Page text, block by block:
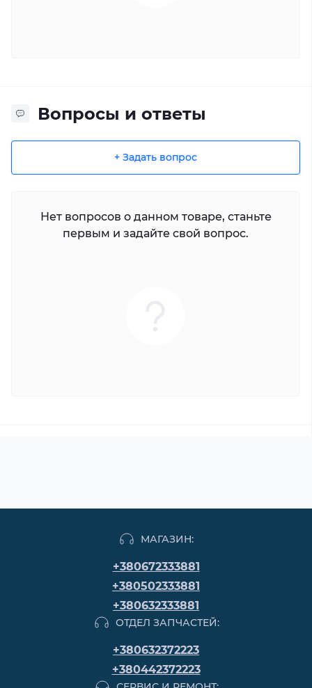
Вопросы и ответы
+ Задать вопрос
Нет вопросов о данном товаре, станьте
первым и задайте свой вопрос.
МАГАЗИН:
+380672333881
+380502333881
+380632333881
ОТДЕЛ ЗАПЧАСТЕЙ:
+380632372223
+380442372223